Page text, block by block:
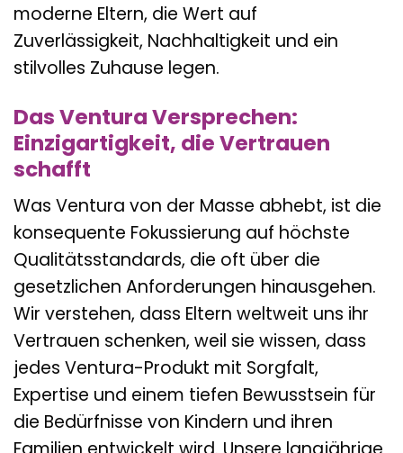
moderne Eltern, die Wert auf
Zuverlässigkeit, Nachhaltigkeit und ein
stilvolles Zuhause legen.
Das Ventura Versprechen:
Einzigartigkeit, die Vertrauen
schafft
Was Ventura von der Masse abhebt, ist die
konsequente Fokussierung auf höchste
Qualitätsstandards, die oft über die
gesetzlichen Anforderungen hinausgehen.
Wir verstehen, dass Eltern weltweit uns ihr
Vertrauen schenken, weil sie wissen, dass
jedes Ventura-Produkt mit Sorgfalt,
Expertise und einem tiefen Bewusstsein für
die Bedürfnisse von Kindern und ihren